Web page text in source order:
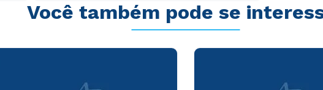
Você também pode se